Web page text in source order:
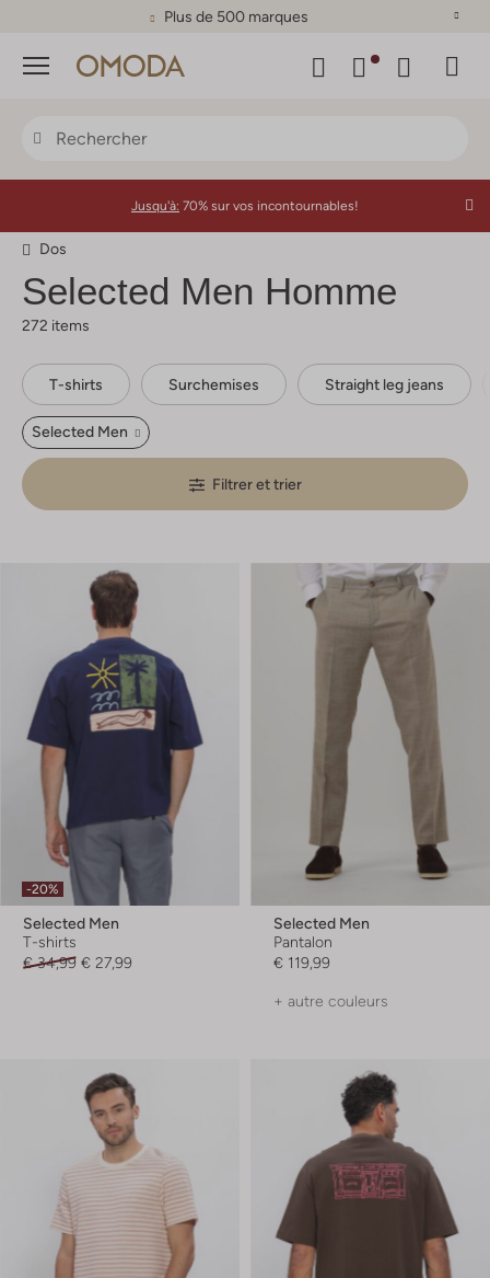
Plus de 500 marques
Menu
Jusqu'à: 70% sur vos incontournables!
Dos
Selected Men Homme
272 items
T-shirts Surchemises Straight leg jeans
Selected Men
Filtrer et trier
-20%
Selected Men
T-shirts
€ 34,99 € 27,99
Selected Men
Pantalon
€ 119,99
+ autre couleurs